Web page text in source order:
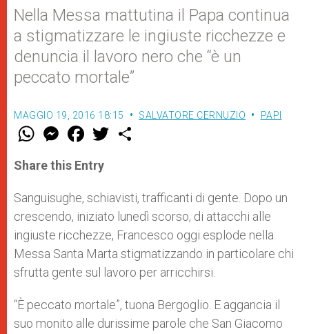
Nella Messa mattutina il Papa continua
a stigmatizzare le ingiuste ricchezze e
denuncia il lavoro nero che “è un
peccato mortale”
MAGGIO 19, 2016 18:15 SALVATORE CERNUZIO PAPI
W
t
s
p
p
M
e
s
e
g
e
r
F
a
e
b
o
k
w
r
Share this Entry
Sanguisughe, schiavisti, trafficanti di gente. Dopo un
crescendo, iniziato lunedì scorso, di attacchi alle
ingiuste ricchezze, Francesco oggi esplode nella
Messa Santa Marta stigmatizzando in particolare chi
sfrutta gente sul lavoro per arricchirsi.
“È peccato mortale”, tuona Bergoglio. E aggancia il
suo monito alle durissime parole che San Giacomo